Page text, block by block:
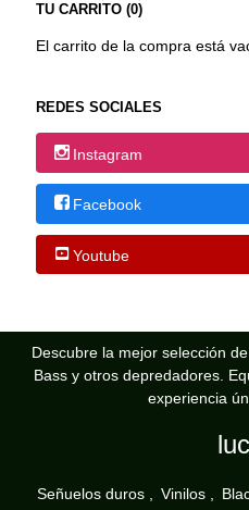
TU CARRITO (0)
El carrito de la compra está
REDES SOCIALES
Instagram
Facebook
Youtube
Descubre la mejor selección
Bass y otros depredadores.
experiencia
Señuelos duros Vinilos